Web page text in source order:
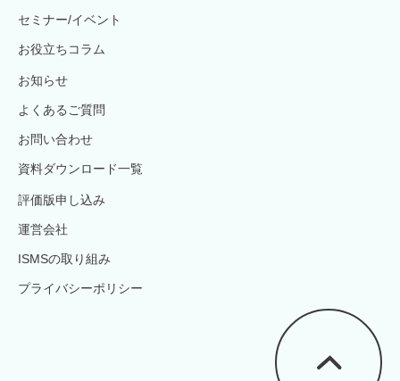
セミナー/イベント
お役立ちコラム
お知らせ
よくあるご質問
お問い合わせ
資料ダウンロード一覧
評価版申し込み
運営会社
ISMSの取り組み
プライバシーポリシー